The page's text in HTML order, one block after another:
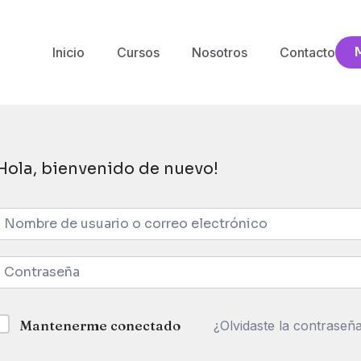
Inicio Cursos Nosotros Contacto
bienvenido de nuevo!
Mantenerme conectado ¿Olvidaste la